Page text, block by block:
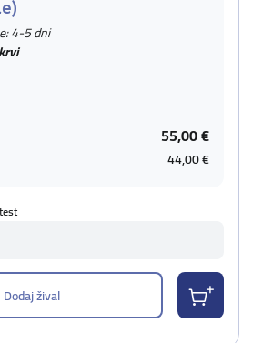
4-5 dni
55,00 €
44,00 €
Dodaj žival